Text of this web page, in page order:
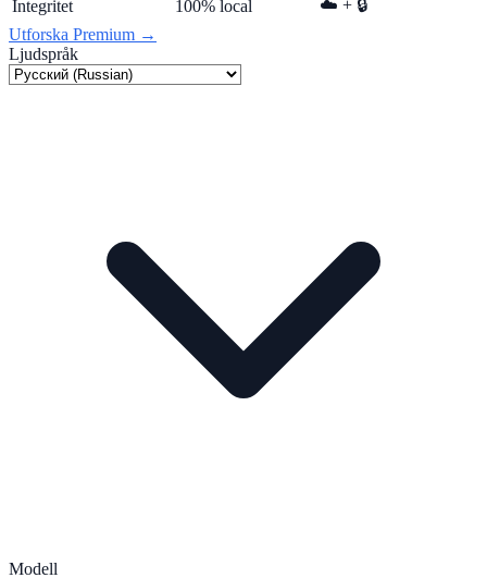
Integritet
100% local
☁️ + 🔒
Utforska Premium →
Ljudspråk
Modell